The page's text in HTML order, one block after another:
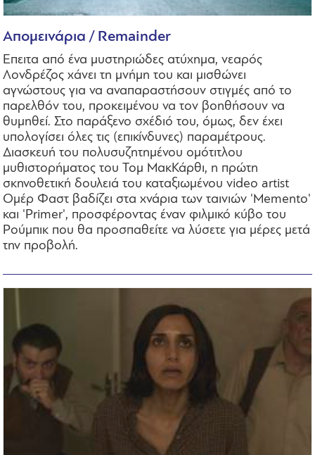
Απομεινάρια / Remainder
Επειτα από ένα μυστηριώδες ατύχημα, νεαρός
Λονδρέζος χάνει τη μνήμη του και μισθώνει
αγνώστους για να αναπαραστήσουν στιγμές από το
παρελθόν του, προκειμένου να τον βοηθήσουν να
θυμηθεί. Στο παράξενο σχέδιό του, όμως, δεν έχει
υπολογίσει όλες τις (επικίνδυνες) παραμέτρους.
Διασκευή του πολυσυζητημένου ομότιτλου
μυθιστορήματος του Τομ ΜακΚάρθι, η πρώτη
σκηνοθετική δουλειά του καταξιωμένου video artist
Ομέρ Φαστ βαδίζει στα χνάρια των ταινιών 'Memento'
και 'Primer', προσφέροντας έναν φιλμικό κύβο του
Ρούμπικ που θα προσπαθείτε να λύσετε για μέρες μετά
την προβολή.